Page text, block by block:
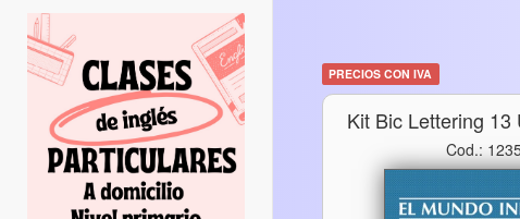
PRECIOS CON IVA
Kit Bic Lettering 13
Cod.: